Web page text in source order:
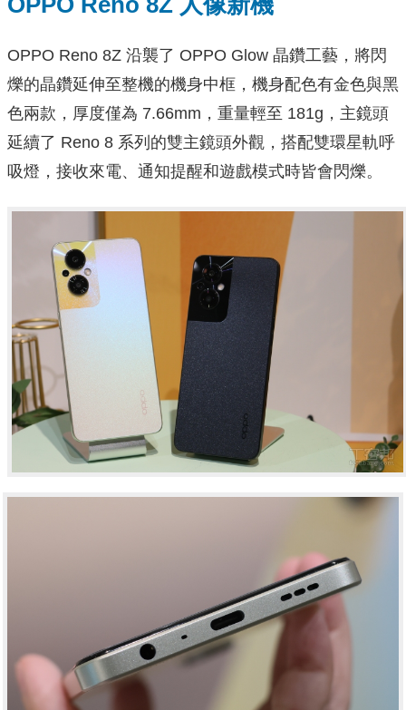
OPPO Reno 8Z 沿襲了 OPPO Glow 晶鑽工藝，將閃
爍的晶鑽延伸至整機的機身中框，機身配色有金色與黑
色兩款，厚度僅為 7.66mm，重量輕至 181g，主鏡頭
延續了 Reno 8 系列的雙主鏡頭外觀，搭配雙環星軌呼
吸燈，接收來電、通知提醒和遊戲模式時皆會閃爍。